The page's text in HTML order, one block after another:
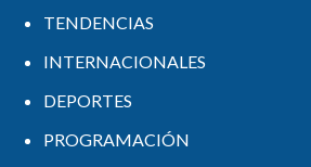
TENDENCIAS
INTERNACIONALES
DEPORTES
PROGRAMACIÓN